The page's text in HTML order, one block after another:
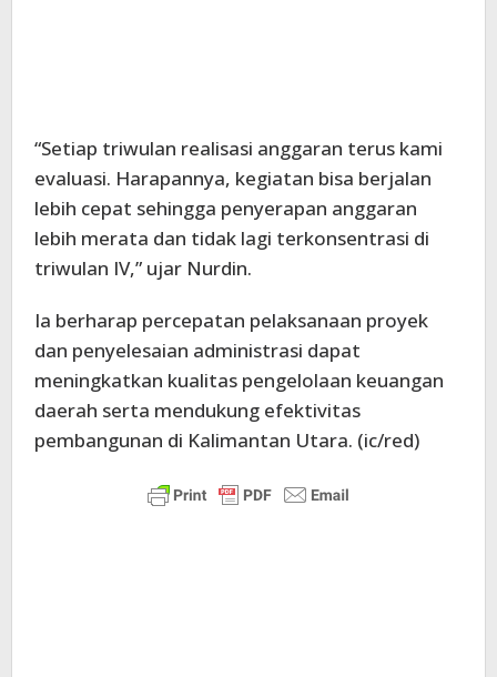
“Setiap triwulan realisasi anggaran terus kami
evaluasi. Harapannya, kegiatan bisa berjalan
lebih cepat sehingga penyerapan anggaran
lebih merata dan tidak lagi terkonsentrasi di
triwulan IV,” ujar Nurdin.
Ia berharap percepatan pelaksanaan proyek
dan penyelesaian administrasi dapat
meningkatkan kualitas pengelolaan keuangan
daerah serta mendukung efektivitas
pembangunan di Kalimantan Utara. (ic/red)